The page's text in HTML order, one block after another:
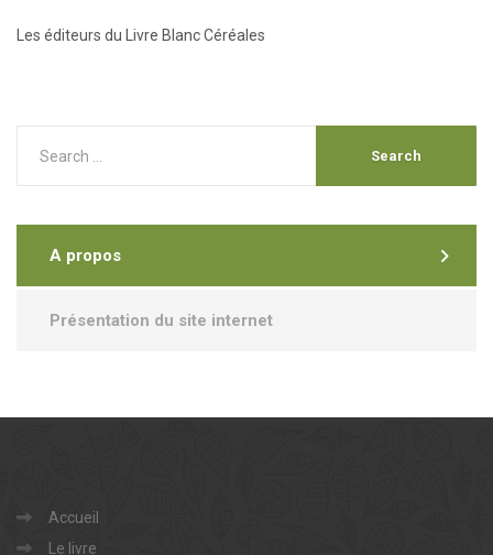
Les éditeurs du Livre Blanc Céréales
A propos
Présentation du site internet
Accueil
Le livre